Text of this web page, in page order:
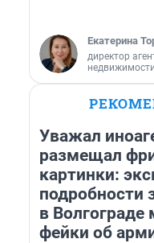
Екатерина
директор
недвижимости
Уважал
размещал
картинки:
подробности
в
фейки об